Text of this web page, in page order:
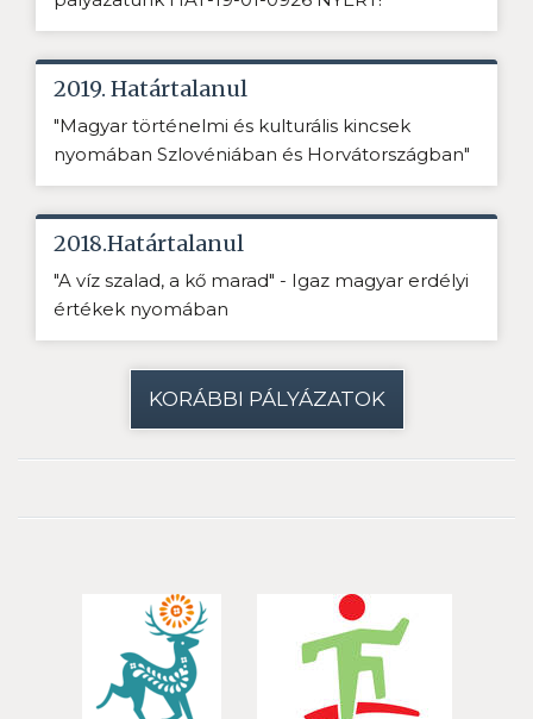
2019. Határtalanul
"Magyar történelmi és kulturális kincsek
nyomában Szlovéniában és Horvátországban"
2018.Határtalanul
"A víz szalad, a kő marad" - Igaz magyar erdélyi
értékek nyomában
KORÁBBI PÁLYÁZATOK